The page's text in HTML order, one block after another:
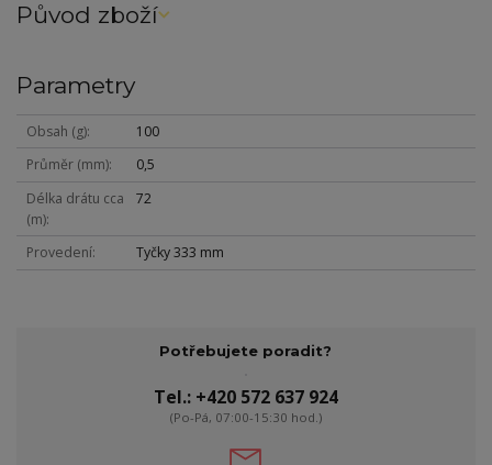
Původ zboží
Parametry
Obsah (g)
100
Průměr (mm)
0,5
Délka drátu cca
(m)
72
Provedení Tyčky 333 mm
Potřebujete poradit?
Tel.: +420 572 637 924
(Po-Pá, 07:00-15:30 hod.)